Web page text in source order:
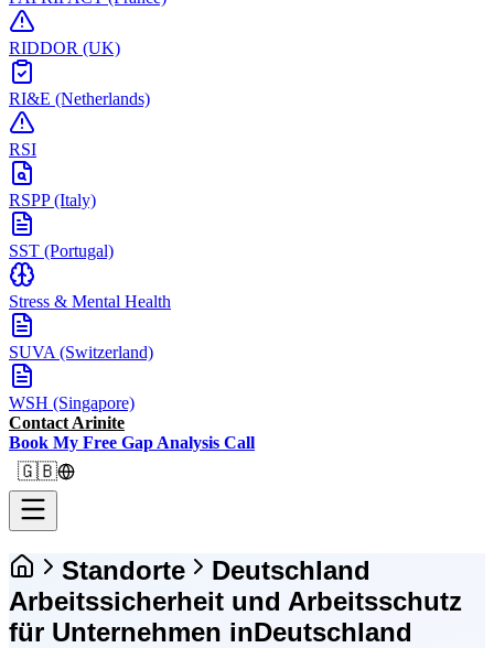
RIDDOR (UK)
RI&E (Netherlands)
RSI
RSPP (Italy)
SST (Portugal)
Stress & Mental Health
SUVA (Switzerland)
WSH (Singapore)
Contact Arinite
Book My Free Gap Analysis Call
🇬🇧
Standorte
Deutschland
Arbeitssicherheit und Arbeitsschutz
für Unternehmen inDeutschland